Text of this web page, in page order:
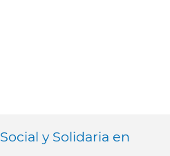
y Solidaria en